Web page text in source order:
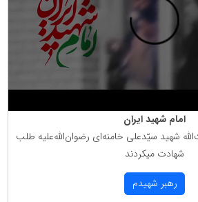
امام شهید ایران
شهید سیّدعلی خامنه‌ای رضوان‌الله‌علیه طلب
شهادت میكردند
رهبر شهیدم